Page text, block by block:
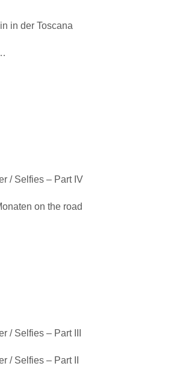
in der Toscana
/ Selfies – Part IV
on the road
/ Selfies – Part III
/ Selfies – Part II